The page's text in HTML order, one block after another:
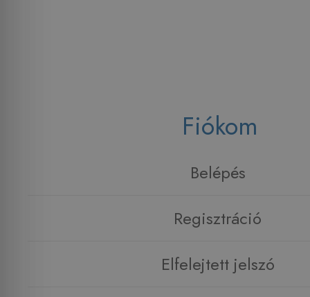
Fiókom
Belépés
Regisztráció
Elfelejtett jelszó